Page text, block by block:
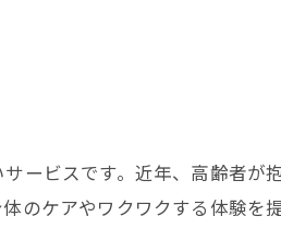
ービスです。近年、高齢者が
のケアやワクワクする体験を